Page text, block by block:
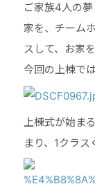
ご家族4人の
家を、チーム
スして、お家
今回の上棟で
上棟式が始ま
まり、1クラス